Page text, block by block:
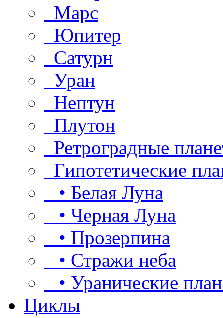
Марс
Юпитер
Сатурн
Уран
Нептун
Плутон
Ретроградные
Гипотетические
• Белая Луна
• Черная Луна
• Прозерпина
• Стражи неба
• Уранические
Циклы